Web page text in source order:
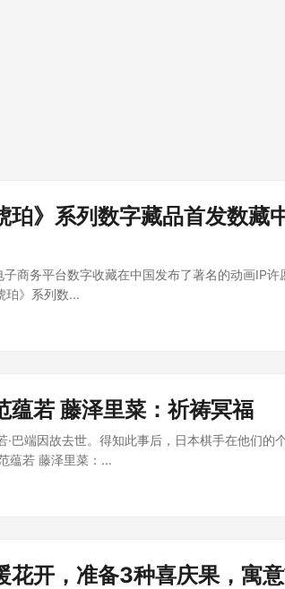
珀》系列数字藏品首发数藏
商务平台数字收藏在中国发布了著名的动画IP许
珀》系列数...
蕴若 藤泽里菜：祈祷冥福
巴端因故去世。得知此事后，日本棋手在他们的
蕴若 藤泽里菜：...
花开，准备3种喜庆果，寓